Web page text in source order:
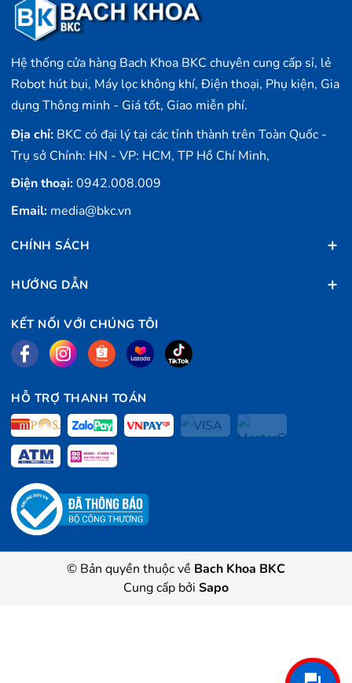
Hệ thống cửa hàng Bach Khoa BKC chuyên cung cấp sỉ, lẻ
Robot hút bụi, Máy lọc không khí, Điện thoại, Phụ kiện, Gia
dụng Thông minh - Giá tốt, Giao miễn phí.
Địa chỉ: BKC có đại lý tại các tỉnh thành trên Toàn Quốc -
Trụ sở Chính: HN - VP: HCM, TP Hồ Chí Minh,
Điện thoại:0942.008.009
Email: media@bkc.vn
CHÍNH SÁCH
HƯỚNG DẪN
KẾT NỐI VỚI CHÚNG TÔI
HỖ TRỢ THANH TOÁN
© Bản quyền thuộc về Bach Khoa BKC
Cung cấp bởi Sapo